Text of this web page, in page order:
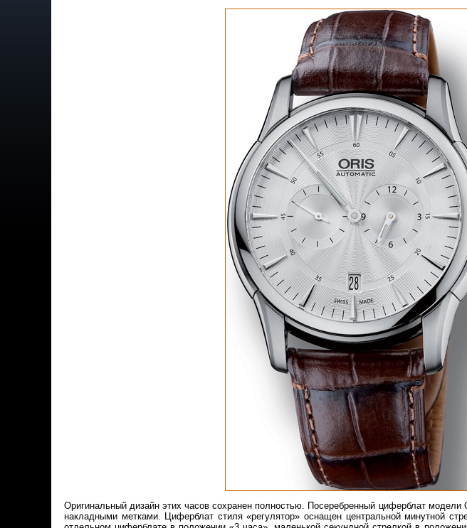
Оригинальный дизайн этих часов сохранен полностью. Посеребренный циферблат
накладными метками. Циферблат стиля «регулятор» оснащен центральной минутной